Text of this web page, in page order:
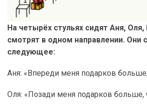
На четырёх стульях сидят Аня, Оля,
смотрят в одном направлении. Они
следующее:
Аня: «Впереди меня подарков
Оля: «Позади меня подарков больше,